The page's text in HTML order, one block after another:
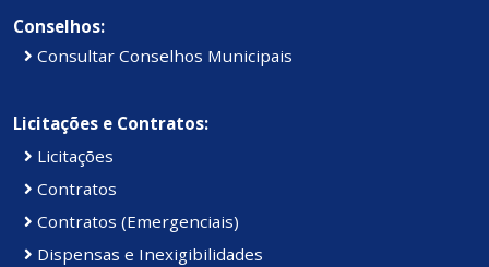
Conselhos:
Consultar Conselhos Municipais
Licitações e Contratos:
Licitações
Contratos
Contratos (Emergenciais)
Dispensas e Inexigibilidades